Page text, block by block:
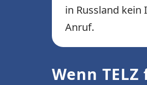
in Russland
Anruf.
Wenn